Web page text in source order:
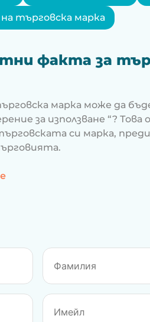
на търговската марка
търговска марка
факта за
марка може да
за използване “?
си марка, преди
за 10 любопитни факта за